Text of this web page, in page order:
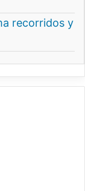
recorridos y